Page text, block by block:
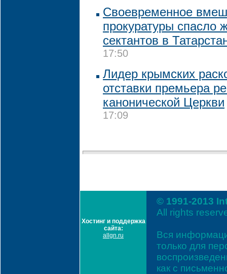
Своевременное
прокуратуры спасло
сектантов в
17:50
Лидер крымских
отставки премьера
канонической Церкви
17:09
Хостинг и поддержка
сайта:
allgn.ru
© 1991-2013
All rights
Вся
только для
как с